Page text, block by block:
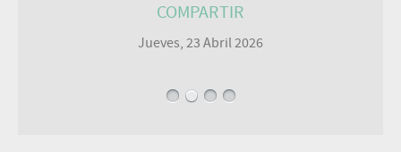
COMPARTIR
Jueves, 23 Abril 2026